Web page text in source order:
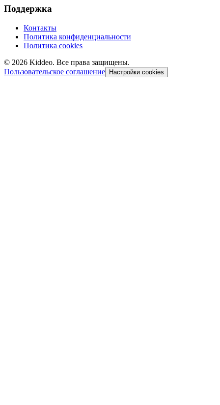
Поддержка
Контакты
Политика конфиденциальности
Политика cookies
© 2026 Kiddeo. Все права защищены.
Пользовательское соглашение
Настройки cookies